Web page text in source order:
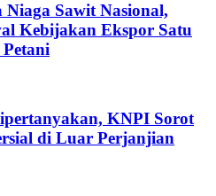
Sawit Nasional,
Kebijakan Ekspor Satu
KNPI Sorot
di Luar Perjanjian